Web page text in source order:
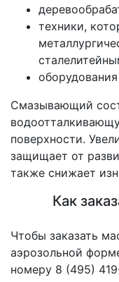
техники,
Смазывающий
поверхности.
защищает от
также снижает
Как
Чтобы заказать
аэрозольной
номеру 8 (495)